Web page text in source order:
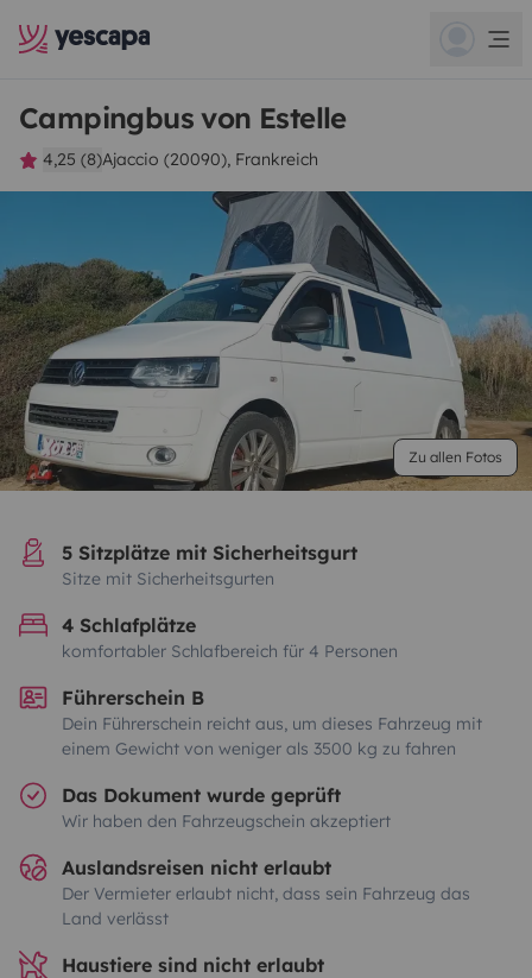
Campingbus von Estelle
4,25 (8)Ajaccio (20090), Frankreich
Zu allen Fotos
5 Sitzplätze mit Sicherheitsgurt
Sitze mit Sicherheitsgurten
4 Schlafplätze
komfortabler Schlafbereich für 4 Personen
Führerschein B
Dein Führerschein reicht aus, um dieses Fahrzeug mit
einem Gewicht von weniger als 3500 kg zu fahren
Das Dokument wurde geprüft
Wir haben den Fahrzeugschein akzeptiert
Auslandsreisen nicht erlaubt
Der Vermieter erlaubt nicht, dass sein Fahrzeug das
Land verlässt
Haustiere sind nicht erlaubt